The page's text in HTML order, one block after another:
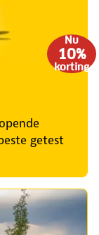
Nu
10%
korting
getest